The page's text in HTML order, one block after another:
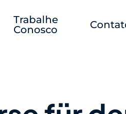
Trabalhe
Conosco